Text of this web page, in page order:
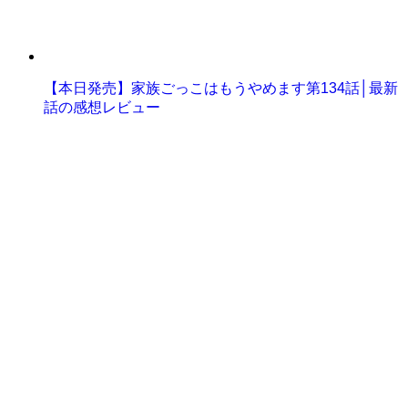
【本日発売】家族ごっこはもうやめます第134話│最新
話の感想レビュー